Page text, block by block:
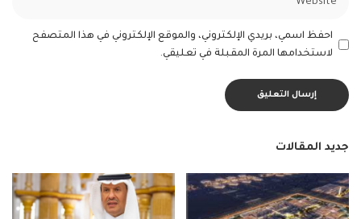
احفظ اسمي، بريدي الإلكتروني، والموقع الإلكتروني في هذا المتصفح
لاستخدامها المرة المقبلة في تعليقي.
جديد المقالات